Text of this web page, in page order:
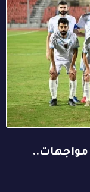
4 نقاط من أصل 9 نقاط في أول 3 مواجهات..